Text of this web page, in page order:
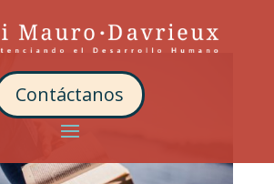
Contáctanos